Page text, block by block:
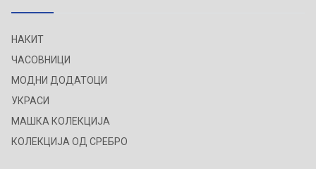
НАКИТ
ЧАСОВНИЦИ
МОДНИ ДОДАТОЦИ
УКРАСИ
МАШКА КОЛЕКЦИЈА
КОЛЕКЦИЈА ОД СРЕБРО